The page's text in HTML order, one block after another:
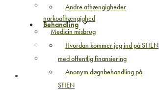
Andre afhængigheder
Behandling
Hvordan kommer jeg ind på STIEN
med offentlig finansiering
Anonym døgnbehandling på
STIEN
Stofmisbrug og
narkoafhængighed
Medicin misbrug
Hashmisbrug
Andre afhængigheder
Behandling